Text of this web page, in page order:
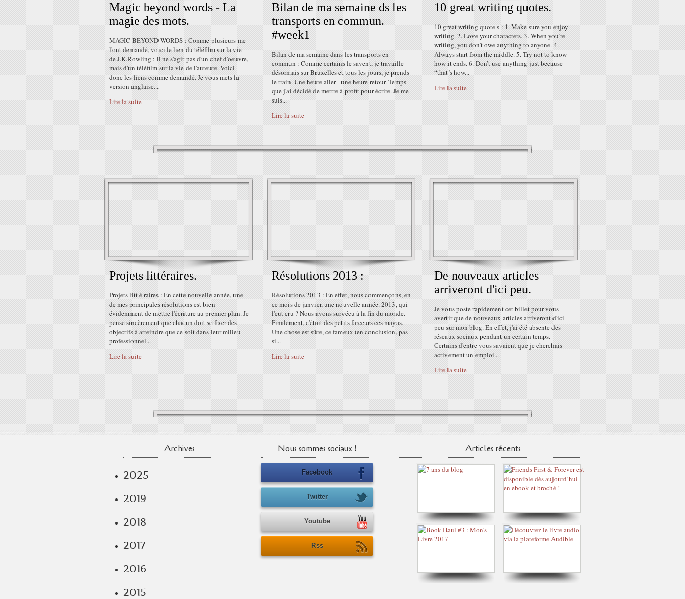
Magic beyond words - La
magie des mots.
MAGIC BEYOND WORDS : Comme plusieurs me
l'ont demandé, voici le lien du téléfilm sur la vie
de J.K.Rowling : Il ne s'agit pas d'un chef d'oeuvre,
mais d'un téléfilm sur la vie de l'auteure. Voici
donc les liens comme demandé. Je vous mets la
version anglaise...
Lire la suite
Bilan de ma semaine ds les
transports en commun.
#week1
Bilan de ma semaine dans les transports en
commun : Comme certains le savent, je travaille
désormais sur Bruxelles et tous les jours, je prends
le train. Une heure aller - une heure retour. Temps
que j'ai décidé de mettre à profit pour écrire. Je me
suis...
Lire la suite
10 great writing quotes.
10 great writing quote s : 1. Make sure you enjoy
writing. 2. Love your characters. 3. When you’re
writing, you don’t owe anything to anyone. 4.
Always start from the middle. 5. Try not to know
how it ends. 6. Don’t use anything just because
“that’s how...
Lire la suite
Projets littéraires.
Projets litt é raires : En cette nouvelle année, une
de mes principales résolutions est bien
évidemment de mettre l'écriture au premier plan. Je
pense sincèrement que chacun doit se fixer des
objectifs à atteindre que ce soit dans leur milieu
professionnel...
Lire la suite
Résolutions 2013 :
Résolutions 2013 : En effet, nous commençons, en
ce mois de janvier, une nouvelle année. 2013, qui
l'eut cru ? Nous avons survécu à la fin du monde.
Finalement, c'était des petits farceurs ces mayas.
Une chose est sûre, ce fameux (en conclusion, pas
si...
Lire la suite
De nouveaux articles
arriveront d'ici peu.
Je vous poste rapidement cet billet pour vous
avertir que de nouveaux articles arriveront d'ici
peu sur mon blog. En effet, j'ai été absente des
réseaux sociaux pendant un certain temps.
Certains d'entre vous savaient que je cherchais
activement un emploi...
Lire la suite
Archives
2025
2019
2018
2017
2016
2015
Nous sommes sociaux !
Facebook
Twitter
Youtube
Rss
Articles récents